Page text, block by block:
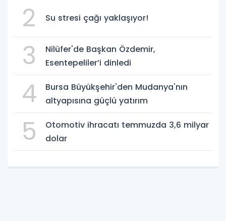
2 Su stresi çağı yaklaşıyor!
3
Nilüfer'de Başkan Özdemir,
Esentepeliler’i dinledi
4
Bursa Büyükşehir'den Mudanya'nın
altyapısına güçlü yatırım
5
Otomotiv ihracatı temmuzda 3,6 milyar
dolar